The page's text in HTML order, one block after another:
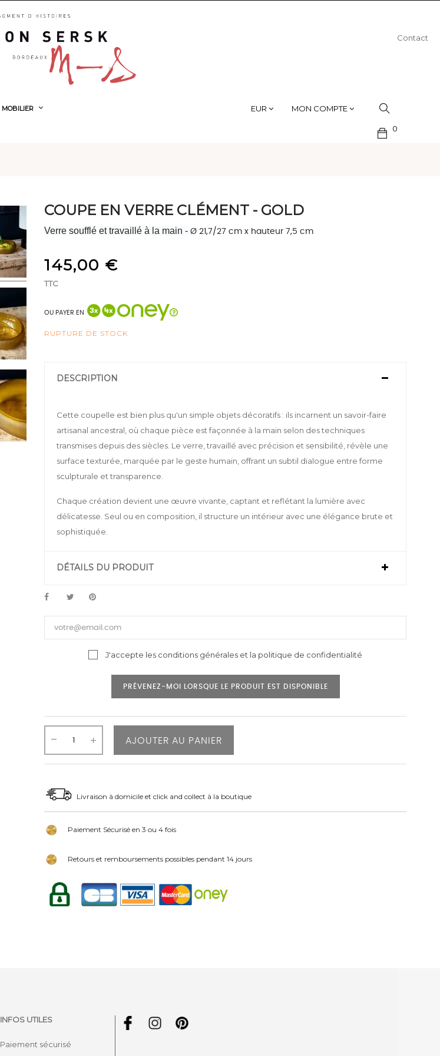
Contact
MOBILIER EUR MON COMPTE
0
COUPE EN VERRE CLÉMENT - GOLD
Verre soufflé et travaillé à la main - Ø 21,7/27 cm x hauteur 7,5 cm
145,00 €
TTC
OU PAYER EN
RUPTURE DE STOCK
DESCRIPTION
Cette coupelle est bien plus qu'un simple objets décoratifs : ils incarnent un savoir-faire
artisanal ancestral, où chaque pièce est façonnée à la main selon des techniques
transmises depuis des siècles. Le verre, travaillé avec précision et sensibilité, révèle une
surface texturée, marquée par le geste humain, offrant un subtil dialogue entre forme
sculpturale et transparence.
Chaque création devient une œuvre vivante, captant et reflétant la lumière avec
délicatesse. Seul ou en composition, il structure un intérieur avec une élégance brute et
sophistiquée.
DÉTAILS DU PRODUIT
J'accepte les conditions générales et la politique de confidentialité
PRÉVENEZ-MOI LORSQUE LE PRODUIT EST DISPONIBLE
AJOUTER AU PANIER
Livraison à domicile et click and collect à la boutique
Paiement Sécurisé en 3 ou 4 fois
Retours et remboursements possibles pendant 14 jours
INFOS UTILES
Paiement sécurisé